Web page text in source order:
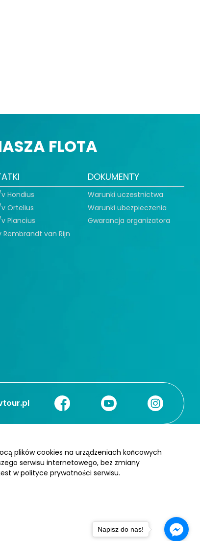
plików cookies na urządzeniach końcowych
serwisu internetowego, bez zmiany
w polityce prywatności serwisu.
FLOTA
Hondius
Ortelius
Plancius
Rembrandt van Rijn
DOKUMENTY
Warunki uczestnictwa
Warunki ubezpieczenia
Gwarancja organizatora
POLITYKA PRYWATNOŚCI CA
Napisz do nas!